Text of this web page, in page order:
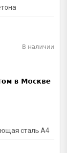
сталь A4
В наличии